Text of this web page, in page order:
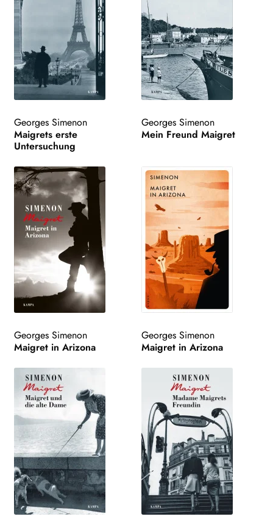
Georges Simenon
Maigrets erste
Untersuchung
Georges Simenon
Mein Freund Maigret
Georges Simenon
Maigret in Arizona
Georges Simenon
Maigret in Arizona